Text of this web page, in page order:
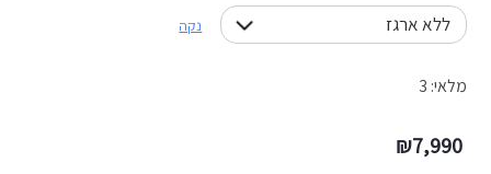
נקה
7,990
₪
מלאי: 3